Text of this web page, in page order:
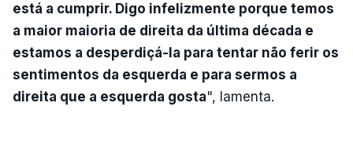
está a cumprir. Digo infelizmente porque temos
a maior maioria de direita da última década e
estamos a desperdiçá-la para tentar não ferir os
sentimentos da esquerda e para sermos a
direita que a esquerda gosta", lamenta.